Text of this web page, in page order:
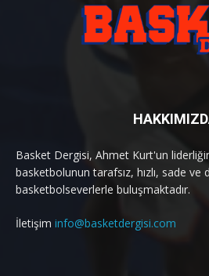
Basket Dergisi, Ahmet Kurt'un
basketbolunun tarafsız, hızlı, sade ve
basketbolseverlerle buluşmaktadır.
İletişim info@basketdergisi.com